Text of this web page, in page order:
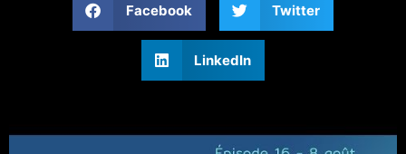
Facebook Twitter
LinkedIn